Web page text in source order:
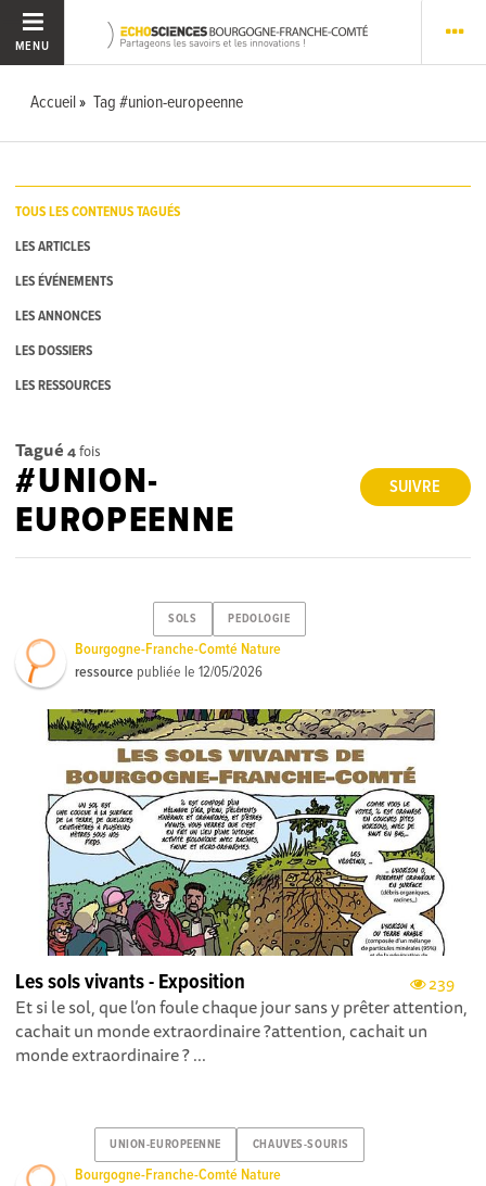
MENU
Accueil Tag #union-europeenne
TOUS LES CONTENUS TAGUÉS
LES ARTICLES
LES ÉVÉNEMENTS
LES ANNONCES
LES DOSSIERS
LES RESSOURCES
Tagué 4fois
SUIVRE
#UNION-
EUROPEENNE
SOLS PEDOLOGIE
Bourgogne-Franche-Comté Nature
ressource publiée le12/05/2026
239
Les sols vivants - Exposition
Et si le sol, que l’on foule chaque jour sans y prêter attention,
cachait un monde extraordinaire ?attention, cachait un
monde extraordinaire ? ...
UNION-EUROPEENNE CHAUVES-SOURIS
Bourgogne-Franche-Comté Nature